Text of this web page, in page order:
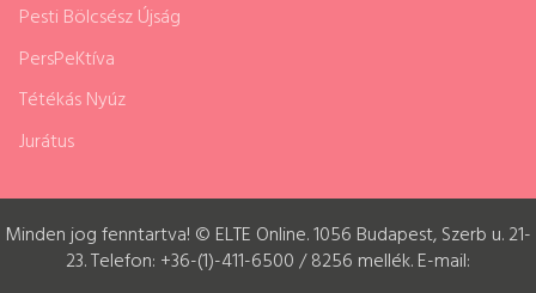
Pesti Bölcsész Újság
PersPeKtíva
Tétékás Nyúz
Jurátus
Minden jog fenntartva! © ELTE Online. 1056 Budapest, Szerb u. 21-
23. Telefon: +36-(1)-411-6500 / 8256 mellék. E-mail: